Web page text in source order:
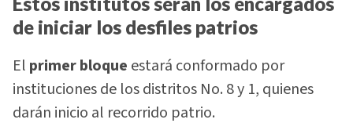
de iniciar los desfiles patrios
El primer bloque estará conformado por
instituciones de los distritos No. 8 y 1, quienes
darán inicio al recorrido patrio.